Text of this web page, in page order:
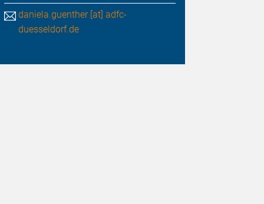
daniela.guenther [at] adfc-
duesseldorf.de